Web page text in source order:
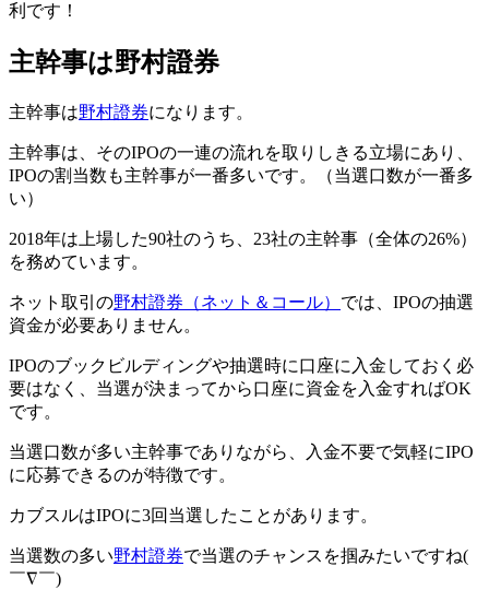
利です！
主幹事は野村證券
主幹事は野村證券になります。
主幹事は、そのIPOの一連の流れを取りしきる立場にあり、
IPOの割当数も主幹事が一番多いです。（当選口数が一番多
い）
2018年は上場した90社のうち、23社の主幹事（全体の26%）
を務めています。
ネット取引の野村證券（ネット＆コール） では、IPOの抽選
資金が必要ありません。
IPOのブックビルディングや抽選時に口座に入金しておく必
要はなく、 当選が決まってから口座に資金を入金すればOK
です。
当選口数が多い主幹事でありながら、入金不要で気軽にIPO
に応募できるのが特徴です。
カブスルはIPOに3回当選したことがあります。
当選数の多い野村證券で当選のチャンスを掴みたいですね(
￣∇￣)